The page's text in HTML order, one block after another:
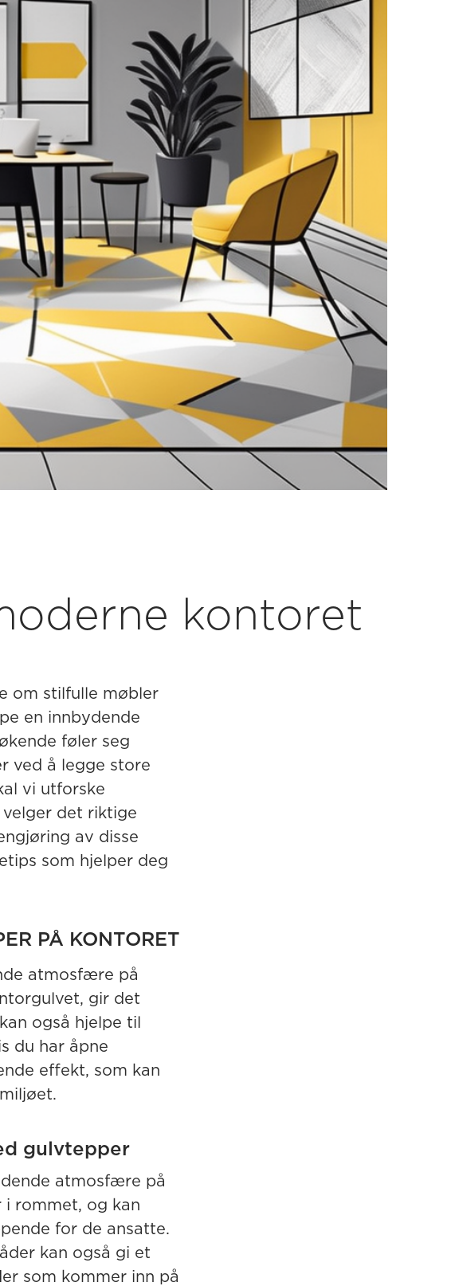
kontoret
om stilfulle møbler
en innbydende
føler seg
ved å legge store
vi utforske
det riktige
av disse
som hjelper deg
PÅ KONTORET
atmosfære på
gir det
også hjelpe til
du har åpne
effekt, som kan
gulvtepper
atmosfære på
i rommet, og kan
for de ansatte.
kan også gi et
som kommer inn på